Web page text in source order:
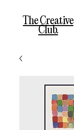
The Creative
Club.